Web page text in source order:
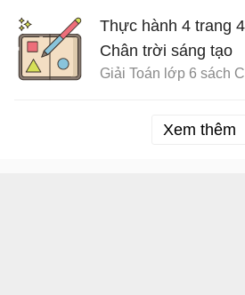
Thực hành 4 trang
Chân trời sáng tạo
Giải Toán lớp 6 sách
Xem thêm